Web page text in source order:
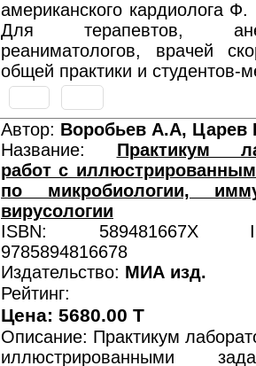
американского кардиолога
Для терапевтов,
реаниматологов, врачей
общей практики и студентов-
Автор: Воробьев А.А, Царев
Название: Практикум
работ с
по микробиологии,
вирусологии
ISBN: 589481667X
9785894816678
Издательство: МИА изд.
Рейтинг:
Цена: 5680.00 T
Описание: Практикум
иллюстрированными